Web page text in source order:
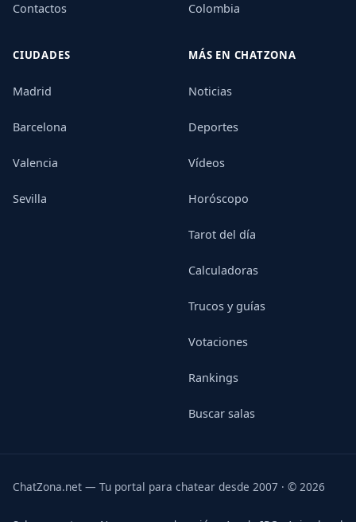
Contactos Colombia
CIUDADES
Madrid
Barcelona
Valencia
Sevilla
MÁS EN CHATZONA
Noticias
Deportes
Vídeos
Horóscopo
Tarot del día
Calculadoras
Trucos y guías
Votaciones
Rankings
Buscar salas
ChatZona.net — Tu portal para chatear desde 2007 · © 2026